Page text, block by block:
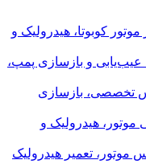
کوبوتا، هیدرولیک و
عیب‌یابی و بازسازی پمپ،
تخصصی، بازسازی
موتور، هیدرولیک و
موتور، تعمیر هیدرولیک